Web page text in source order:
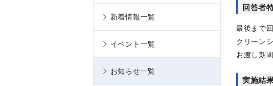
回答者
最後まで
クリーン
お渡し期
実施結
新着情報一覧
イベント一覧
お知らせ一覧